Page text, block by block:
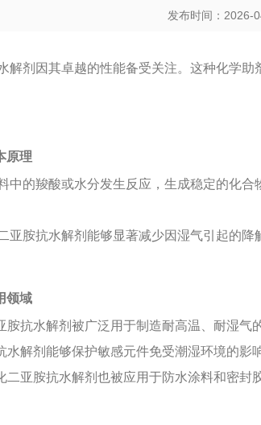
发布时间：2026-
解剂因其卓越的性能备受关注。这种化学
原理
中的羧酸或水分发生反应，生成稳定的化
亚胺抗水解剂能够显著减少因湿气引起的降
领域
胺抗水解剂被广泛用于制造耐高温、耐湿气
水解剂能够保护敏感元件免受潮湿环境的影
二亚胺抗水解剂也被应用于防水涂料和密封